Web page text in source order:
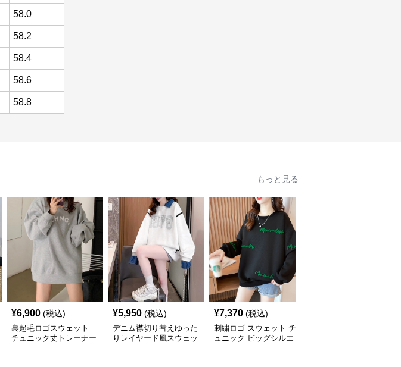
58.0
58.2
58.4
58.6
58.8
もっと見る
¥6,900 (税込)
裏起毛ロゴスウェット
チュニック丈トレーナー
¥5,950 (税込)
デニム襟切り替えゆった
りレイヤード風スウェッ
¥7,370 (税込)
刺繍ロゴ スウェット チ
ュニック ビッグシルエ